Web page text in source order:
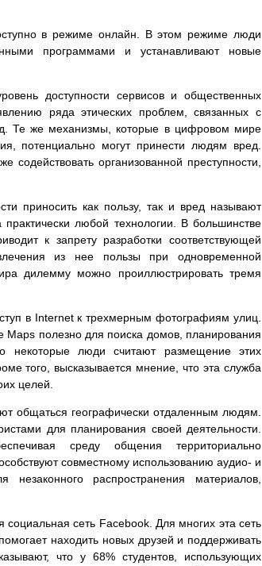
в режиме онлайн. В этом режиме люди
программами и устанавливают новые
доступности сервисов и общественных
ряда этических проблем, связанных с
Те же механизмы, которые в цифровом мире
потенциально могут принести людям вред.
организованной преступности,
приносить как пользу, так и вред называют
любой технологии. В большинстве
к запрету разработки соответствующей
из нее пользы при одновременной
дилемму можно проиллюстрировать тремя
в Internet к трехмерным фотографиям улиц.
Maps полезно для поиска домов, планирования
некоторые люди считают размещение этих
того, высказывается мнение, что эта служба
целей.
общаться географически отдаленным людям.
для планирования своей деятельности.
среду общения территориально
совместному использованию аудио- и
распространения материалов,
сеть Facebook. Для многих эта сеть
находить новых друзей и поддерживать
что у 68% студентов, использующих